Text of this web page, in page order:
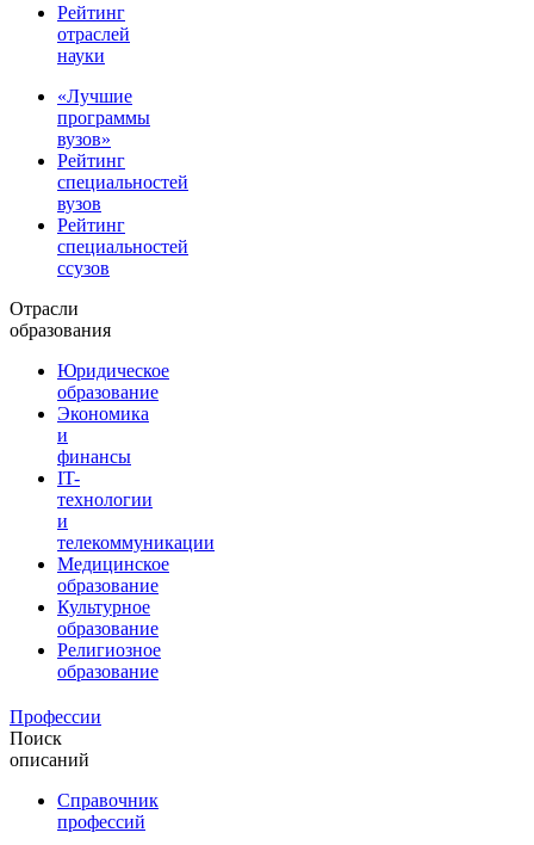
Рейтинг
отраслей
науки
«Лучшие
программы
вузов»
Рейтинг
специальностей
вузов
Рейтинг
специальностей
ссузов
Отрасли
образования
Юридическое
образование
Экономика
и
финансы
IT-
технологии
и
телекоммуникации
Медицинское
образование
Культурное
образование
Религиозное
образование
Профессии
Поиск
описаний
Справочник
профессий